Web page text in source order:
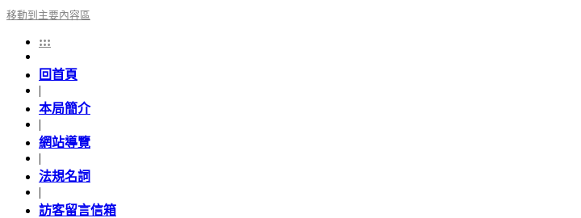
移動到主要內容區
:::
回首頁
|
本局簡介
|
網站導覽
|
法規名詞
|
訪客留言信箱